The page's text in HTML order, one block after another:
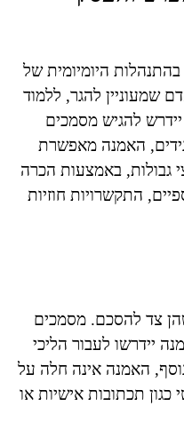
היומיומית של
שמעוניין להגר, ללמוד
להגיש מסמכים
האמנה מאפשרת
גבולות, באמצעות הכרה
התקשרויות חוזיות
צד להסכם. מסמכים
יידרשו לעבור הליכי
האמנה אינה חלה על
תכתובות אישיות או